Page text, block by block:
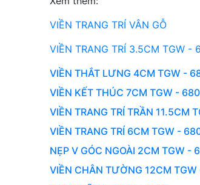
VIỀN TRANG TRÍ VÂN GỖ
VIỀN TRANG TRÍ 3.5CM TGW -
VIỀN THẮT LƯNG 4CM TGW -
VIỀN KẾT THÚC 7CM TGW -
VIỀN TRANG TRÍ TRẦN 11.5CM
VIỀN TRANG TRÍ 6CM TGW -
NẸP V GÓC NGOÀI 2CM TGW -
VIỀN CHÂN TƯỜNG 12CM